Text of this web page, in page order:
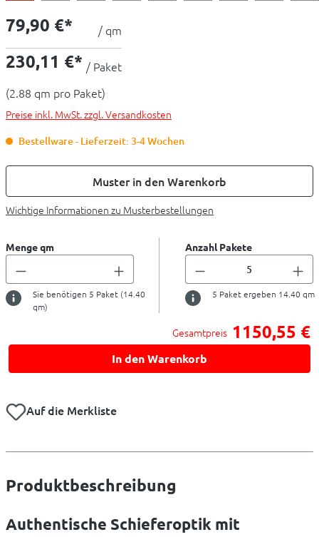
79,90 €* / qm
230,11 €* / Paket
(2.88 qm pro Paket)
Preise inkl. MwSt. zzgl. Versandkosten
Bestellware - Lieferzeit: 3-4 Wochen
Muster in den Warenkorb
Wichtige Informationen zu Musterbestellungen
Menge qm
Sie benötigen 5 Paket (14.40
qm)
Anzahl Pakete
5 Paket ergeben 14.40 qm
Gesamtpreis 1150,55 €
In den Warenkorb
Auf die Merkliste
Produktbeschreibung
Authentische Schieferoptik mit